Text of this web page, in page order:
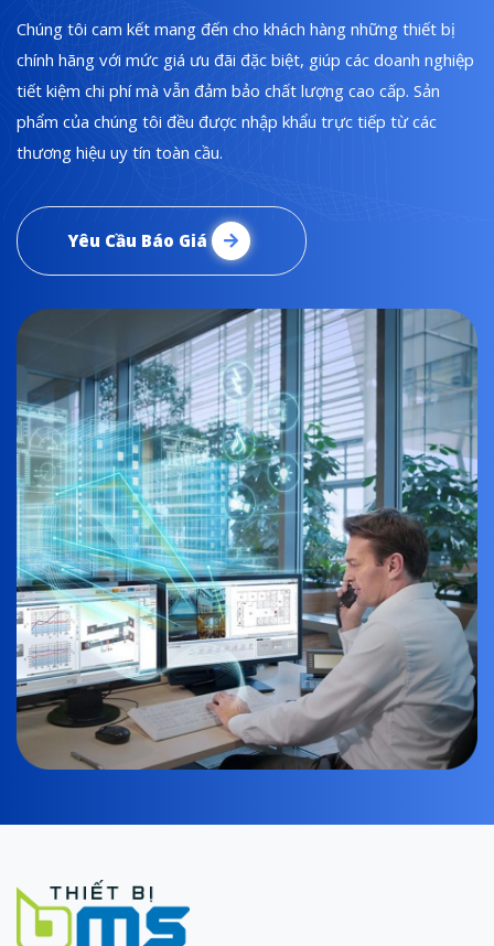
Chúng tôi cam kết mang đến cho khách hàng những thiết bị
chính hãng với mức giá ưu đãi đặc biệt, giúp các doanh nghiệp
tiết kiệm chi phí mà vẫn đảm bảo chất lượng cao cấp. Sản
phẩm của chúng tôi đều được nhập khẩu trực tiếp từ các
thương hiệu uy tín toàn cầu.
Yêu Cầu Báo Giá